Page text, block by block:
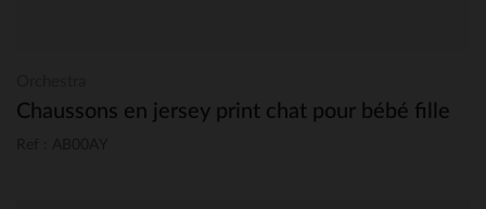
Chaussons en jersey print chat pour bébé fille